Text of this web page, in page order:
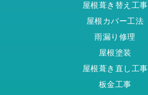
屋根葺き替え工事
屋根カバー工法
雨漏り修理
屋根塗装
屋根葺き直し工事
板金工事